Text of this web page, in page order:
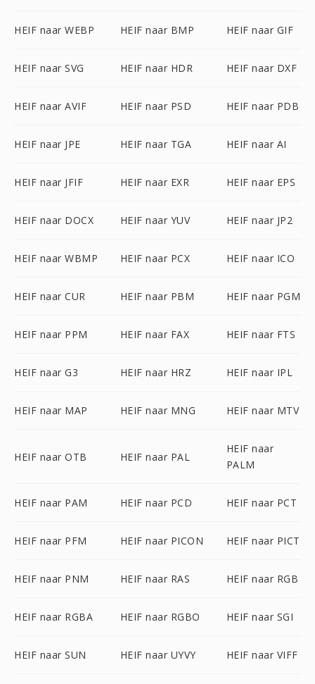
HEIF naar WEBP HEIF naar BMP HEIF naar GIF
HEIF naar SVG HEIF naar HDR HEIF naar DXF
HEIF naar AVIF HEIF naar PSD HEIF naar PDB
HEIF naar JPE HEIF naar TGA HEIF naar AI
HEIF naar JFIF HEIF naar EXR HEIF naar EPS
HEIF naar DOCX HEIF naar YUV HEIF naar JP2
HEIF naar WBMP HEIF naar PCX HEIF naar ICO
HEIF naar CUR HEIF naar PBM HEIF naar PGM
HEIF naar PPM HEIF naar FAX HEIF naar FTS
HEIF naar G3 HEIF naar HRZ HEIF naar IPL
HEIF naar MAP HEIF naar MNG HEIF naar MTV
HEIF naar OTB HEIF naar PAL
HEIF naar
PALM
HEIF naar PAM HEIF naar PCD HEIF naar PCT
HEIF naar PFM HEIF naar PICON HEIF naar PICT
HEIF naar PNM HEIF naar RAS HEIF naar RGB
HEIF naar RGBA HEIF naar RGBO HEIF naar SGI
HEIF naar SUN HEIF naar UYVY HEIF naar VIFF